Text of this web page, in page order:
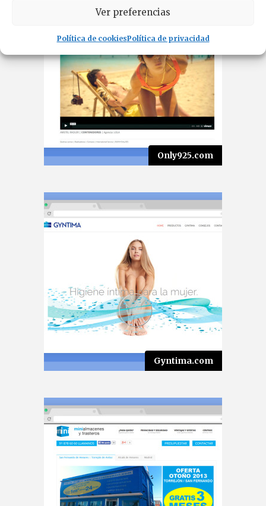
Ver preferencias
Política de cookiesPolítica de privacidad
Only925.com
Gyntima.com